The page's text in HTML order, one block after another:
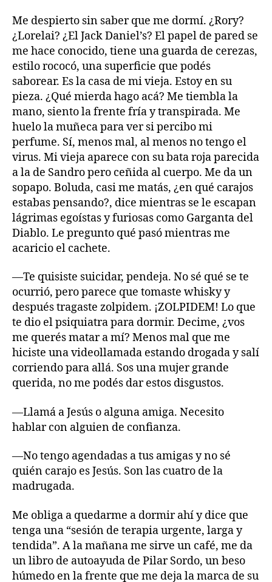
Me despierto sin saber que me dormí. ¿Rory?
¿Lorelai? ¿El Jack Daniel’s? El papel de pared se
me hace conocido, tiene una guarda de cerezas,
estilo rococó, una superficie que podés
saborear. Es la casa de mi vieja. Estoy en su
pieza. ¿Qué mierda hago acá? Me tiembla la
mano, siento la frente fría y transpirada. Me
huelo la muñeca para ver si percibo mi
perfume. Sí, menos mal, al menos no tengo el
virus. Mi vieja aparece con su bata roja parecida
a la de Sandro pero ceñida al cuerpo. Me da un
sopapo. Boluda, casi me matás, ¿en qué carajos
estabas pensando?, dice mientras se le escapan
lágrimas egoístas y furiosas como Garganta del
Diablo. Le pregunto qué pasó mientras me
acaricio el cachete.
—Te quisiste suicidar, pendeja. No sé qué se te
ocurrió, pero parece que tomaste whisky y
después tragaste zolpidem. ¡ZOLPIDEM! Lo que
te dio el psiquiatra para dormir. Decime, ¿vos
me querés matar a mí? Menos mal que me
hiciste una videollamada estando drogada y salí
corriendo para allá. Sos una mujer grande
querida, no me podés dar estos disgustos.
—Llamá a Jesús o alguna amiga. Necesito
hablar con alguien de confianza.
—No tengo agendadas a tus amigas y no sé
quién carajo es Jesús. Son las cuatro de la
madrugada.
Me obliga a quedarme a dormir ahí y dice que
tenga una “sesión de terapia urgente, larga y
tendida”. A la mañana me sirve un café, me da
un libro de autoayuda de Pilar Sordo, un beso
húmedo en la frente que me deja la marca de su